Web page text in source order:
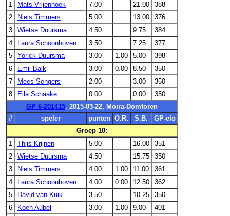
1
Mats Vrijenhoek 7.00 21.00
388
2
Niels Timmers 5.00 13.00
376
3
Wietse Duursma 4.50 9.75
384
4
Laura Schoonhoven 3.50 7.25
377
5
Yorick Duursma 3.00 1.00 5.00
398
6
Emil Balk 3.00 0.00 8.50
350
7
Mees Sengers 2.00 3.00
350
8
Ella Schaake 0.00 0.00
350
GP 6-201415, 2015-03-22, Moira-Domtoren
#
speler punten O.R. S.B.
GP-elo
Groep 10:
1
Thijs Krijnen 5.00 16.00
351
2
Wietse Duursma 4.50 15.75
350
3
Niels Timmers 4.00 1.00 11.00
361
4
Laura Schoonhoven 4.00 0.00 12.50
362
5
David van Kuik 3.50 10.25
350
6
Koen Aubel 3.00 1.00 9.00
401